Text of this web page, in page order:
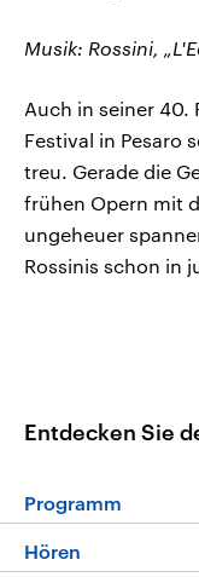
Musik: Rossini,
Auch in seiner 40.
Festival in Pesaro
treu. Gerade die
frühen Opern mit
ungeheuer
Rossinis schon in
Entdecken Sie
Programm
Hören